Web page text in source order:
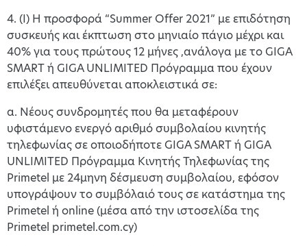
4. (Ι) Η προσφορά “Summer Offer 2021” με επιδότηση
συσκευής και έκπτωση στο μηνιαίο πάγιο μέχρι και
40% για τους πρώτους 12 μήνες ,ανάλογα με το GIGA
SMART ή GIGA UNLIMITED Πρόγραμμα που έχουν
επιλέξει απευθύνεται αποκλειστικά σε:
α. Νέους συνδρομητές που θα μεταφέρουν
υφιστάμενο ενεργό αριθμό συμβολαίου κινητής
τηλεφωνίας σε οποιοδήποτε GIGA SMART ή GIGA
UNLIMITED Πρόγραμμα Κινητής Τηλεφωνίας της
Primetel με 24μηνη δέσμευση συμβολαίου, εφόσον
υπογράψουν το συμβόλαιό τους σε κατάστημα της
Primetel ή online (μέσα από την ιστοσελίδα της
Primetel primetel.com.cy)